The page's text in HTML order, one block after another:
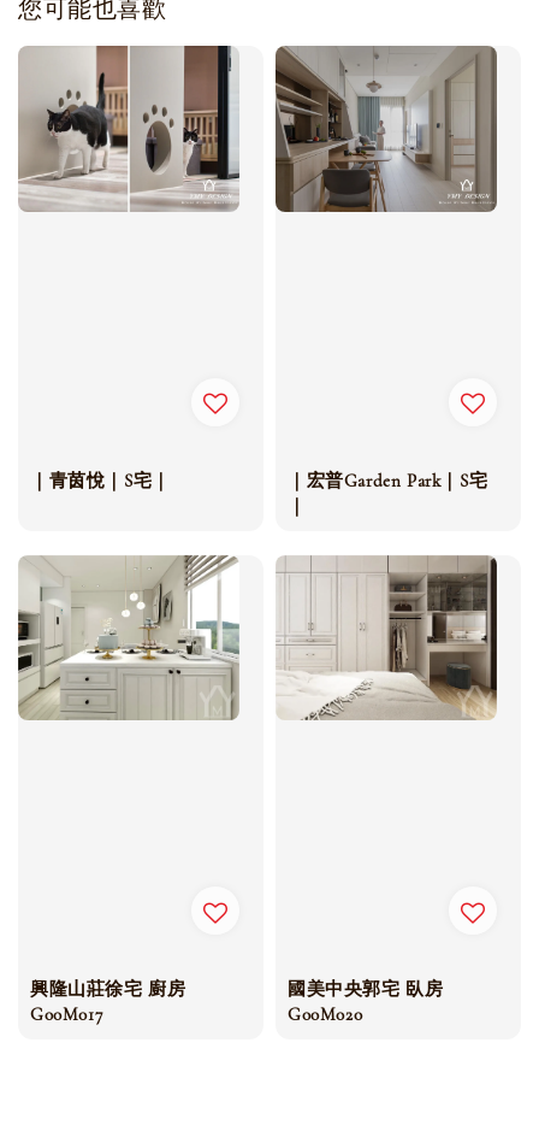
您可能也喜歡
｜青茵悅｜S宅｜
｜宏普Garden Park｜S宅
｜
興隆山莊徐宅 廚房
G00M017
國美中央郭宅 臥房
G00M020